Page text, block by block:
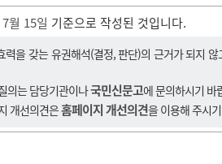
월 15일 기준으로 작성된 것입니다.
력을 갖는 유권해석(결정, 판단)의 근거가 되지
의는 담당기관이나국민신문고에 문의하시기 바
개선의견은홈페이지 개선의견을 이용해 주시